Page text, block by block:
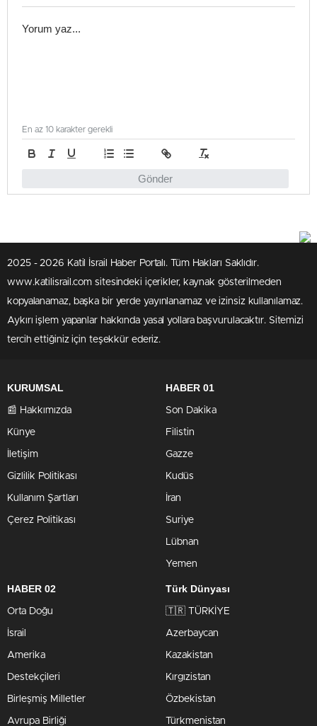
Gönder
En az 10 karakter gerekli
2025 - 2026 Katil İsrail Haber Portalı. Tüm Hakları Saklıdır.
www.katilisrail.com sitesindeki içerikler, kaynak gösterilmeden
kopyalanamaz, başka bir yerde yayınlanamaz ve izinsiz kullanılamaz.
Aykırı işlem yapanlar hakkında yasal yollara başvurulacaktır. Sitemizi
tercih ettiğiniz için teşekkür ederiz.
KURUMSAL
📰 Hakkımızda
Künye
İletişim
Gizlilik Politikası
Kullanım Şartları
Çerez Politikası
HABER 01
Son Dakika
Filistin
Gazze
Kudüs
İran
Suriye
Lübnan
Yemen
HABER 02
Orta Doğu
İsrail
Amerika
Destekçileri
Birleşmiş Milletler
Avrupa Birliği
Türk Dünyası
🇹🇷 TÜRKİYE
Azerbaycan
Kazakistan
Kırgızistan
Özbekistan
Türkmenistan